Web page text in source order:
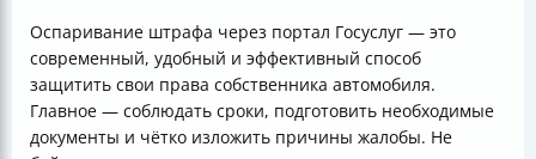
Оспаривание штрафа через портал Госуслуг — это
современный, удобный и эффективный способ
защитить свои права собственника автомобиля.
Главное — соблюдать сроки, подготовить необходимые
документы и чётко изложить причины жалобы. Не